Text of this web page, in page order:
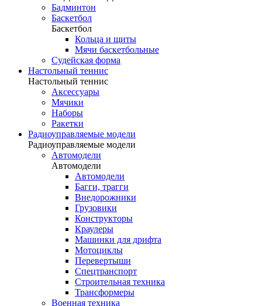
Бадминтон
Баскетбол
Баскетбол
Кольца и щиты
Мячи баскетбольные
Судейская форма
Настольный теннис
Настольный теннис
Аксессуары
Мячики
Наборы
Ракетки
Радиоуправляемые модели
Радиоуправляемые модели
Автомодели
Автомодели
Автомодели
Багги, трагги
Внедорожники
Грузовики
Конструкторы
Краулеры
Машинки для дрифта
Мотоциклы
Перевертыши
Спецтранспорт
Строительная техника
Трансформеры
Военная техника